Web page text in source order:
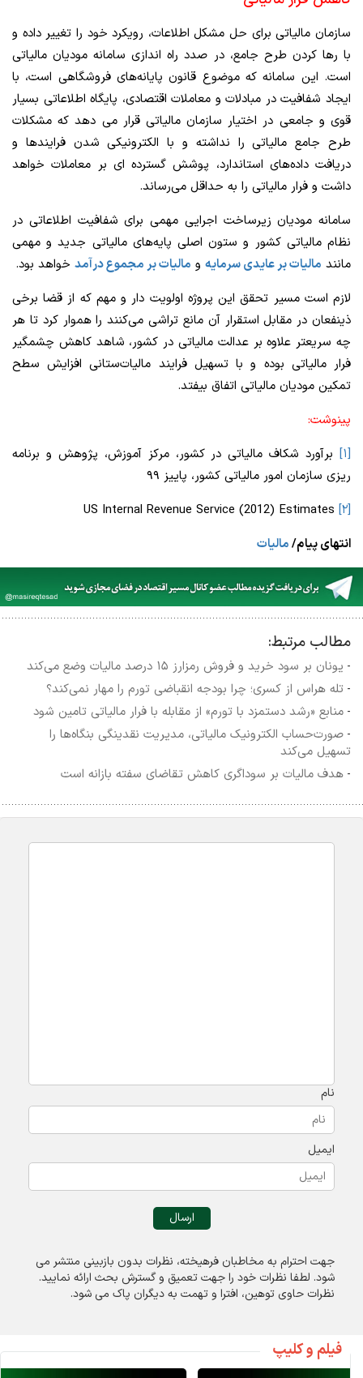
سازمان مالیاتی برای حل مشکل اطلاعات، رویکرد خود را تغییر داده و
با رها کردن طرح جامع، در صدد راه اندازی سامانه مودیان مالیاتی
است. این سامانه که موضوع قانون پایانه‌های فروشگاهی است، با
ایجاد شفافیت در مبادلات و معاملات اقتصادی، پایگاه اطلاعاتی بسیار
قوی و جامعی در اختیار سازمان مالیاتی قرار می دهد که مشکلات
طرح جامع مالیاتی را نداشته و با الکترونیکی شدن فرایندها و
دریافت داده‌های استاندارد، پوشش گسترده ای بر معاملات خواهد
داشت و فرار مالیاتی را به حداقل می‌رساند.
سامانه مودیان زیرساخت اجرایی مهمی برای شفافیت اطلاعاتی در
نظام مالیاتی کشور و ستون اصلی پایه‌های مالیاتی جدید و مهمی
مانند مالیات بر عایدی سرمایه و مالیات بر مجموع درآمد خواهد بود.
لازم است مسیر تحقق این پروژه اولویت دار و مهم که از قضا برخی
ذینفعان در مقابل استقرار آن مانع تراشی می‌کنند را هموار کرد تا هر
چه سریعتر علاوه بر عدالت مالیاتی در کشور، شاهد کاهش چشمگیر
فرار مالیاتی بوده و با تسهیل فرایند مالیات‌ستانی افزایش سطح
تمکین مودیان مالیاتی اتفاق بیفتد.
پینوشت:
[۱]
برآورد شکاف مالیاتی در کشور، مرکز آموزش، پژوهش و برنامه
ریزی سازمان امور مالیاتی کشور، پاییز ۹۹
[۲]
انتهای پیام/مالیات
مطالب مرتبط:
- یونان بر سود خرید و فروش رمزارز ۱۵ درصد مالیات وضع می‌کند
- تله هراس از کسری؛ چرا بودجه انقباضی تورم را مهار نمی‌کند؟
- منابع «رشد دستمزد با تورم» از مقابله با فرار مالیاتی تامین شود
- صورت‌حساب الکترونیک مالیاتی، مدیریت نقدینگی بنگاه‌ها را
تسهیل می‌کند
- هدف مالیات بر سوداگری کاهش تقاضای سفته بازانه است
نام
ایمیل
جهت احترام به مخاطبان فرهیخته، نظرات بدون بازبینی منتشر می
شود. لطفا نظرات خود را جهت تعميق و گسترش بحث ارائه نمایید.
نظرات حاوی توهين، افترا و تهمت به ديگران پاک می شود.
فیلم و کلیپ